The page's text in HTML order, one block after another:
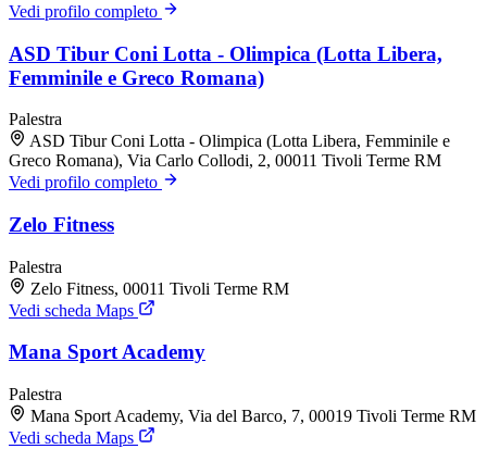
Vedi profilo completo
ASD Tibur Coni Lotta - Olimpica (Lotta Libera,
Femminile e Greco Romana)
Palestra
ASD Tibur Coni Lotta - Olimpica (Lotta Libera, Femminile e
Greco Romana), Via Carlo Collodi, 2, 00011 Tivoli Terme RM
Vedi profilo completo
Zelo Fitness
Palestra
Zelo Fitness, 00011 Tivoli Terme RM
Vedi scheda Maps
Mana Sport Academy
Palestra
Mana Sport Academy, Via del Barco, 7, 00019 Tivoli Terme RM
Vedi scheda Maps